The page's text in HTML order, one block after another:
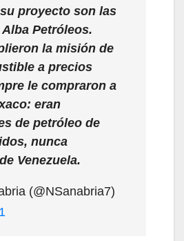
proyecto son las
Petróleos.
la misión de
a precios
le compraron a
eran
de petróleo de
nunca
Venezuela.
(@NSanabria7)